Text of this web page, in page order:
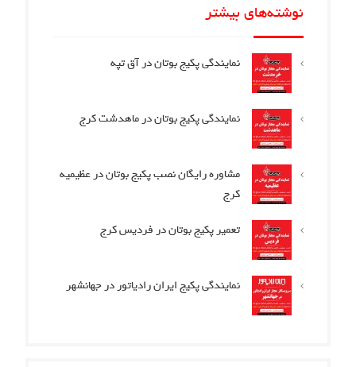
نوشته‌های بیشتر
نمایندگی پکیج بوتان در آق تپه
نمایندگی پکیج بوتان در ماهدشت کرج
مشاوره رایگان نصب پکیج بوتان در عظیمیه
کرج
تعمیر پکیج بوتان در فردیس کرج
نمایندگی پکیج ایران رادیاتور در جهانشهر